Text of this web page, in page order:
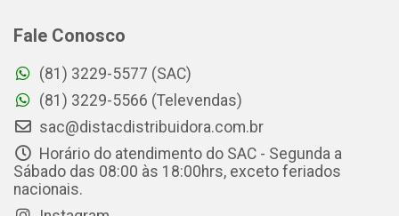
Fale Conosco
(81) 3229-5577 (SAC)
(81) 3229-5566 (Televendas)
sac@distacdistribuidora.com.br
Horário do atendimento do SAC - Segunda a
Sábado das 08:00 às 18:00hrs, exceto feriados
nacionais.